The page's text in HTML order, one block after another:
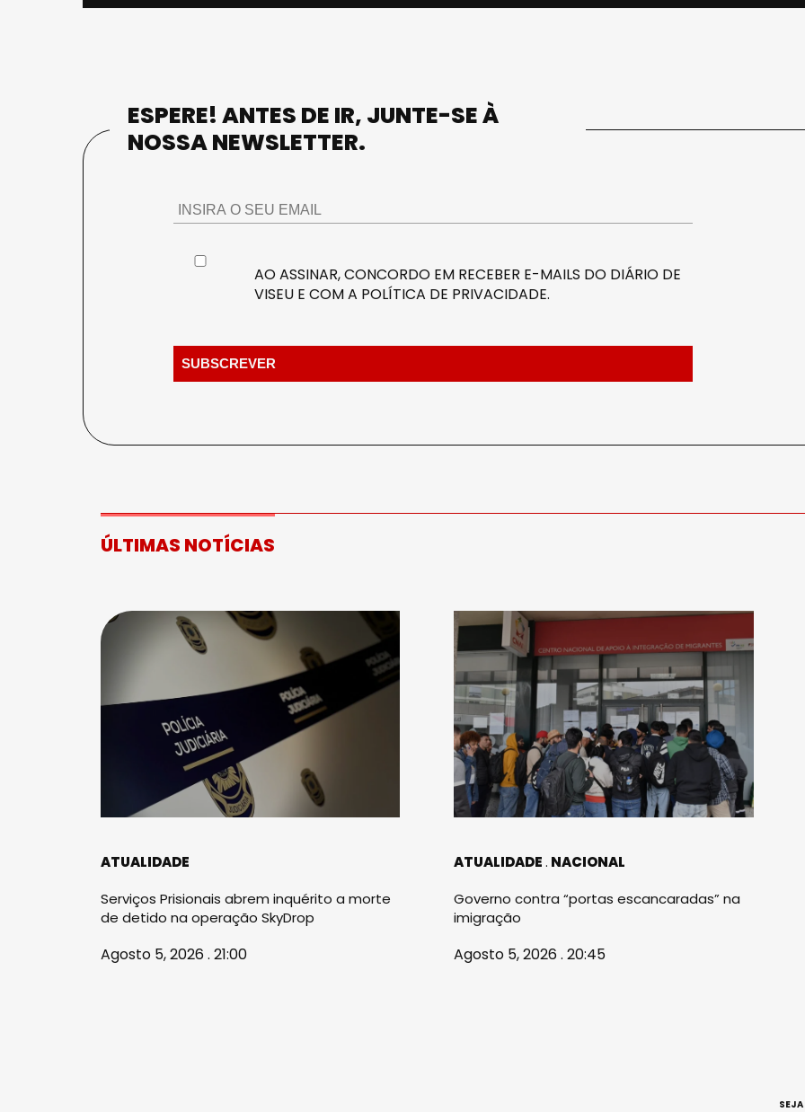
ESPERE! ANTES DE IR, JUNTE-SE À
NOSSA NEWSLETTER.
AO ASSINAR, CONCORDO EM RECEBER E-MAILS DO DIÁRIO DE
VISEU E COM A POLÍTICA DE PRIVACIDADE.
ÚLTIMAS NOTÍCIAS
ATUALIDADE
Serviços Prisionais abrem inquérito a morte
de detido na operação SkyDrop
Agosto 5, 2026 . 21:00
ATUALIDADE NACIONAL
Governo contra “portas escancaradas” na
imigração
Agosto 5, 2026 . 20:45